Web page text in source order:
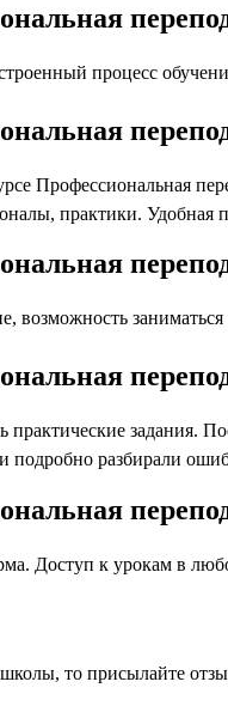
процесс
Профессиональная
практики. Удобная
возможность
практические задания.
подробно разбирали
Доступ к урокам в
то присылайте